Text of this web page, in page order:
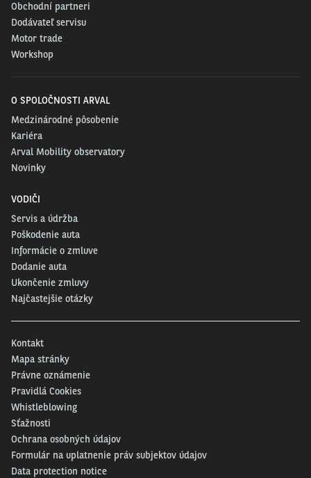
Obchodní partneri
Dodávateľ servisu
Motor trade
Workshop
O SPOLOČNOSTI ARVAL
Medzinárodné pôsobenie
Kariéra
Arval Mobility observatory
Novinky
VODIČI
Servis a údržba
Poškodenie auta
Informácie o zmluve
Dodanie auta
Ukončenie zmluvy
Najčastejšie otázky
Kontakt
Mapa stránky
Právne oznámenie
Pravidlá Cookies
Whistleblowing
Sťažnosti
Ochrana osobných údajov
Formulár na uplatnenie práv subjektov údajov
Data protection notice